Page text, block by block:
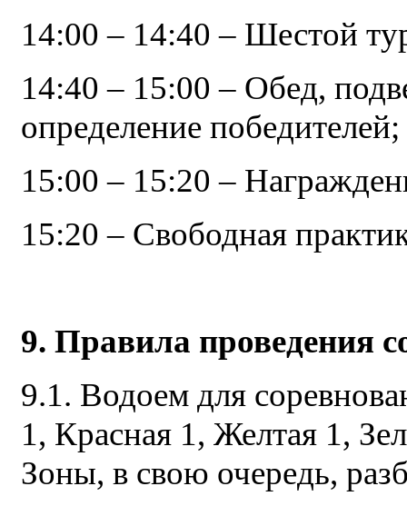
14:00 – 14:40 – Шестой
14:40 – 15:00 – Обед,
определение победителей;
15:00 – 15:20 –
15:20 – Свободная
9. Правила проведения
9.1. Водоем для
1, Красная 1, Желтая 1,
Зоны, в свою очередь,